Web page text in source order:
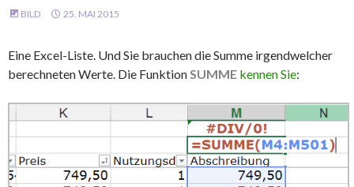
BILD 25. MAI 2015
Eine Excel-Liste. Und Sie brauchen die Summe irgendwelcher
berechneten Werte. Die Funktion SUMME kennen Sie: